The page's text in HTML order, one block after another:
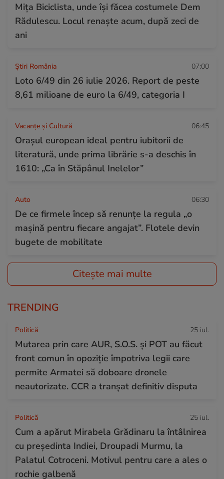
Mița Biciclista, unde își făcea costumele Dem
Rădulescu. Locul renaște acum, după zeci de
ani
Știri România 07:00
Loto 6/49 din 26 iulie 2026. Report de peste
8,61 milioane de euro la 6/49, categoria I
Vacanțe și Cultură 06:45
Orașul european ideal pentru iubitorii de
literatură, unde prima librărie s-a deschis în
1610: „Ca în Stăpânul Inelelor”
Auto 06:30
De ce firmele încep să renunțe la regula „o
mașină pentru fiecare angajat”. Flotele devin
bugete de mobilitate
Citește mai multe
TRENDING
Politică 25 iul.
Mutarea prin care AUR, S.O.S. și POT au făcut
front comun în opoziție împotriva legii care
permite Armatei să doboare dronele
neautorizate. CCR a tranșat definitiv disputa
Politică 25 iul.
Cum a apărut Mirabela Grădinaru la întâlnirea
cu președinta Indiei, Droupadi Murmu, la
Palatul Cotroceni. Motivul pentru care a ales o
rochie galbenă